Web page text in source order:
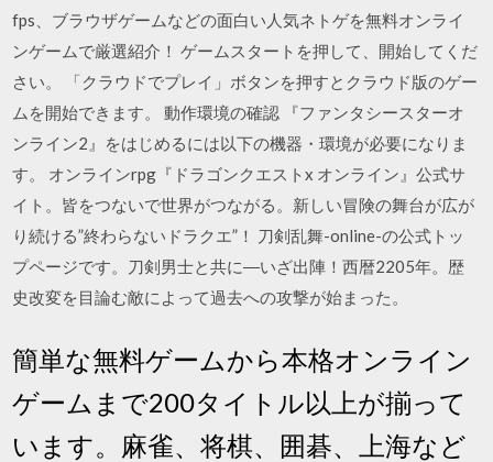
fps、ブラウザゲームなどの面白い人気ネトゲを無料オンライ
ンゲームで厳選紹介！ ゲームスタートを押して、開始してくだ
さい。 「クラウドでプレイ」ボタンを押すとクラウド版のゲー
ムを開始できます。 動作環境の確認 『ファンタシースターオ
ンライン2』をはじめるには以下の機器・環境が必要になりま
す。 オンラインrpg『ドラゴンクエストx オンライン』公式サ
イト。皆をつないで世界がつながる。新しい冒険の舞台が広が
り続ける”終わらないドラクエ”！ 刀剣乱舞-online-の公式トッ
プページです。刀剣男士と共に―いざ出陣！西暦2205年。歴
史改変を目論む敵によって過去への攻撃が始まった。
簡単な無料ゲームから本格オンライン
ゲームまで200タイトル以上が揃って
います。麻雀、将棋、囲碁、上海など